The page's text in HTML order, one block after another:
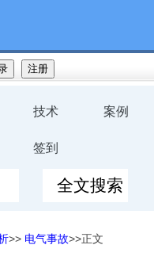
技术 案例
签到
>> 电气事故>>正文